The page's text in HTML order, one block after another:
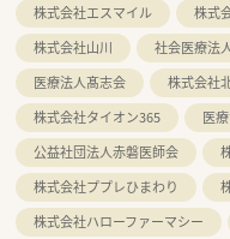
株式会社エスマイル 株式
株式会社山川
社会医療法
医療法人髙志会
株式会社
株式会社タイオン365
医
公益社団法人赤磐医師会
株式会社ププレひまわり
株式会社ハローファーマシー